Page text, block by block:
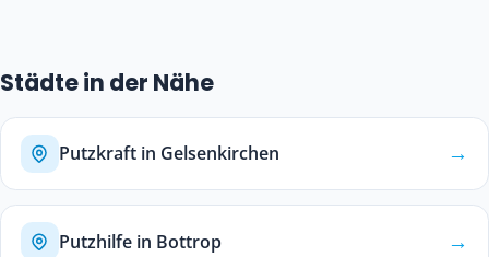
Städte in der Nähe
Putzkraft in Gelsenkirchen →
Putzhilfe in Bottrop →